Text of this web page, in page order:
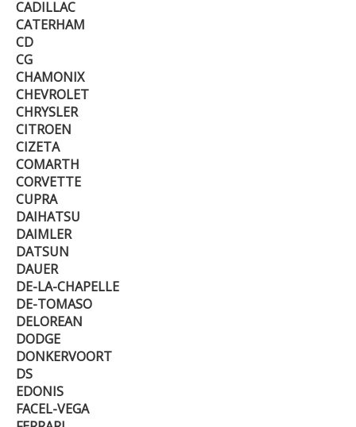
CADILLAC
CATERHAM
CD
CG
CHAMONIX
CHEVROLET
CHRYSLER
CITROEN
CIZETA
COMARTH
CORVETTE
CUPRA
DAIHATSU
DAIMLER
DATSUN
DAUER
DE-LA-CHAPELLE
DE-TOMASO
DELOREAN
DODGE
DONKERVOORT
DS
EDONIS
FACEL-VEGA